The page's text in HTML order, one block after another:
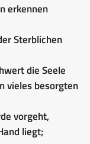
erkennen
Sterblichen
die Seele
vieles besorgten
vorgeht,
liegt;